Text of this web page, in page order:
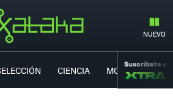
NUEVO
CIENCIA MOVILIDAD
Suscríbete a